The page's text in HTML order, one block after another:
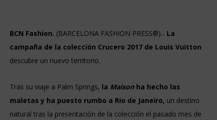
BCN Fashion. (BARCELONA FASHION PRESS®).- La
campaña de la colección Crucero 2017 de Louis Vuitton
descubre un nuevo territorio.
Tras su viaje a Palm Springs, la Maisonha hecho las
maletas y ha puesto rumbo a Rio de Janeiro, un destino
natural tras la presentación de la colección el pasado mes de